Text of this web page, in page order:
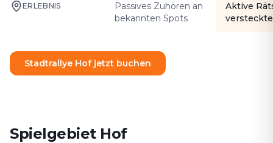
ERLEBNIS
Passives Zuhören an
bekannten Spots
Aktive
Stadtrallye Hof jetzt buchen
Spielgebiet Hof